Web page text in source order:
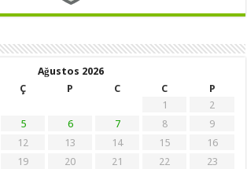
Ağustos 2026
Ç P C C
P
1
2
5 6 7 8
9
12 13 14 15
16
19 20 21 22
23